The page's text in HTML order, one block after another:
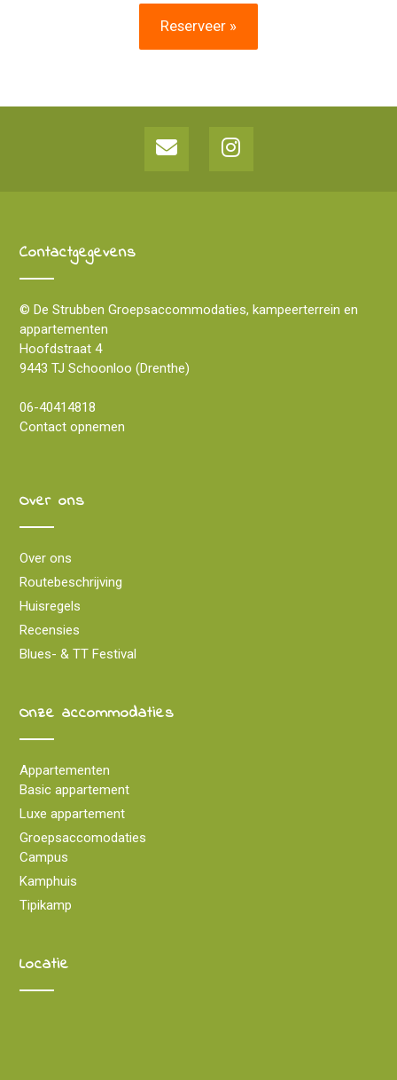
Reserveer »
Contactgegevens
© De Strubben Groepsaccommodaties, kampeerterrein en
appartementen
Hoofdstraat 4
9443 TJ Schoonloo (Drenthe)
06-40414818
Contact opnemen
Over ons
Over ons
Routebeschrijving
Huisregels
Recensies
Blues- & TT Festival
Onze accommodaties
Appartementen
Basic appartement
Luxe appartement
Groepsaccomodaties
Campus
Kamphuis
Tipikamp
Locatie